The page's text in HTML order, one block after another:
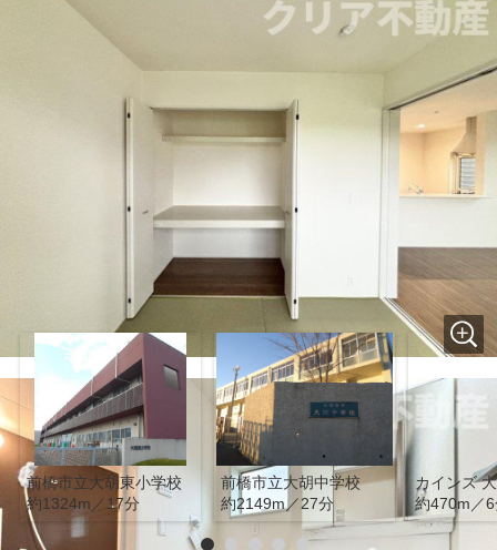
勤続が短い、契約社員、派遣社員、自己
資金が少ない、離婚前提、借入がある方
■空家相談や不動産相続相談について
クリア不動産は空家問題や相続問題の相
談実績が豊富ですので、お気軽にご相談
ください。
前橋市立大胡東小学校
約1324m／17分
前橋市立大胡中学校
約2149m／27分
カインズ
約470m／